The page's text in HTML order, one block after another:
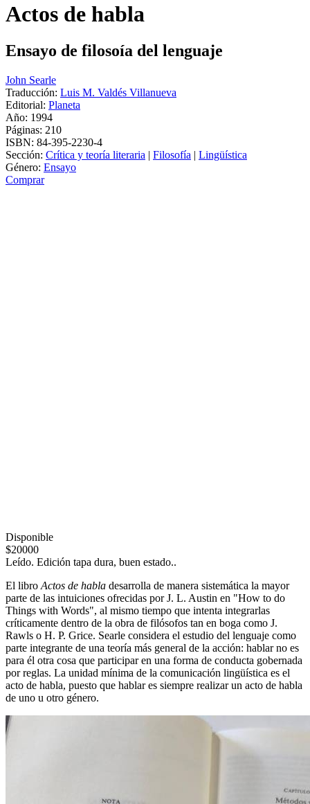
Actos de habla
Ensayo de filosoía del lenguaje
John Searle
Traducción: Luis M. Valdés Villanueva
Editorial: Planeta
Año: 1994
Páginas: 210
ISBN: 84-395-2230-4
Sección: Crítica y teoría literaria | Filosofía | Lingüística
Género: Ensayo
Comprar
Disponible
$20000
Leído. Edición tapa dura, buen estado..
El libro Actos de habla desarrolla de manera sistemática la mayor
parte de las intuiciones ofrecidas por J. L. Austin en "How to do
Things with Words", al mismo tiempo que intenta integrarlas
críticamente dentro de la obra de filósofos tan en boga como J.
Rawls o H. P. Grice. Searle considera el estudio del lenguaje como
parte integrante de una teoría más general de la acción: hablar no es
para él otra cosa que participar en una forma de conducta gobernada
por reglas. La unidad mínima de la comunicación lingüística es el
acto de habla, puesto que hablar es siempre realizar un acto de ha­bla
de uno u otro género.